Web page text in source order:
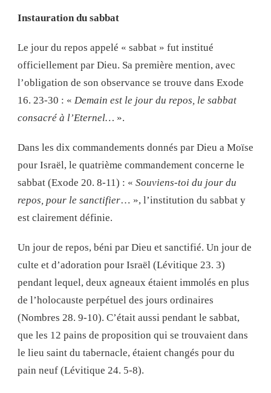
Instauration du sabbat
Le jour du repos appelé « sabbat » fut institué
officiellement par Dieu. Sa première mention, avec
l’obligation de son observance se trouve dans Exode
16. 23-30 : « Demain est le jour du repos, le sabbat
consacré à l’Eternel… ».
Dans les dix commandements donnés par Dieu a Moïse
pour Israël, le quatrième commandement concerne le
sabbat (Exode 20. 8-11) : « Souviens-toi du jour du
repos, pour le sanctifier… », l’institution du sabbat y
est clairement définie.
Un jour de repos, béni par Dieu et sanctifié. Un jour de
culte et d’adoration pour Israël (Lévitique 23. 3)
pendant lequel, deux agneaux étaient immolés en plus
de l’holocauste perpétuel des jours ordinaires
(Nombres 28. 9-10). C’était aussi pendant le sabbat,
que les 12 pains de proposition qui se trouvaient dans
le lieu saint du tabernacle, étaient changés pour du
pain neuf (Lévitique 24. 5-8).